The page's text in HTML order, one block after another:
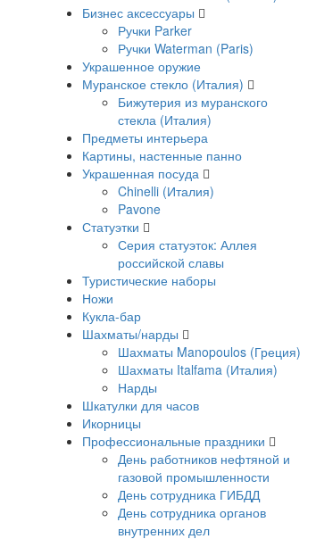
Бизнес аксессуары
Ручки Parker
Ручки Waterman (Paris)
Украшенное оружие
Муранское стекло (Италия)
Бижутерия из муранского
стекла (Италия)
Предметы интерьера
Картины, настенные панно
Украшенная посуда
Chinelli (Италия)
Pavone
Статуэтки
Серия статуэток: Аллея
российской славы
Туристические наборы
Ножи
Кукла-бар
Шахматы/нарды
Шахматы Manopoulos (Греция)
Шахматы Italfama (Италия)
Нарды
Шкатулки для часов
Икорницы
Профессиональные праздники
День работников нефтяной и
газовой промышленности
День сотрудника ГИБДД
День сотрудника органов
внутренних дел